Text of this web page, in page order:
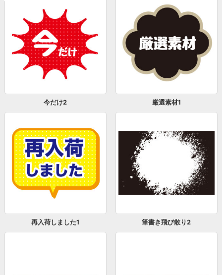
今だけ2 厳選素材1
再入荷しました1 筆書き飛び散り2